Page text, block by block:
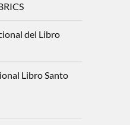
del Libro
Libro Santo